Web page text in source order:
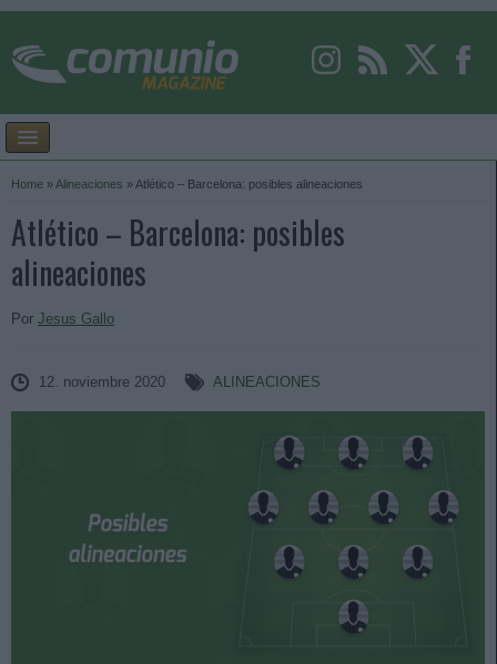
Home »Alineaciones » Atlético – Barcelona: posibles alineaciones
Atlético – Barcelona: posibles
alineaciones
Por Jesus Gallo
12. noviembre 2020 ALINEACIONES